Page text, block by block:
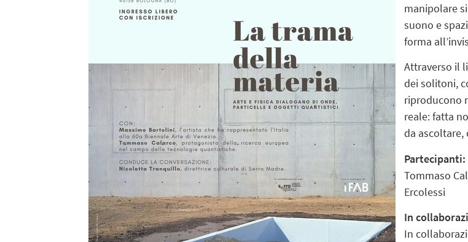
manipolare
suono e
forma
Attraverso il
dei solitoni,
riproducono
reale: fatta
da ascoltare,
Partecipanti:
Tommaso
Ercolessi
In
In